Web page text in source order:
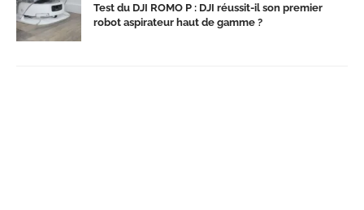
Test du DJI ROMO P : DJI réussit-il son premier
robot aspirateur haut de gamme ?